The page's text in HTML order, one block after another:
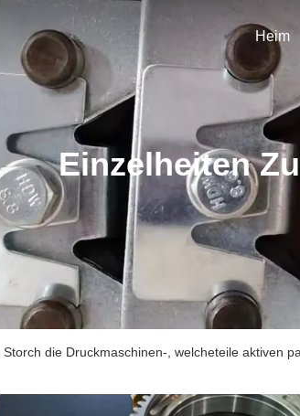
Heim
Einzelheiten
Storch die Druckmaschinen-, welcheteile aktiven